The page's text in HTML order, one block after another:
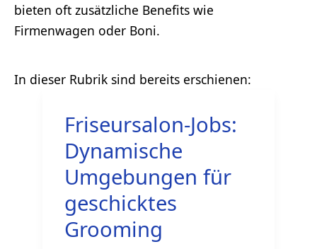
bieten oft zusätzliche Benefits wie
Firmenwagen oder Boni.
Friseursalon-Jobs:
Dynamische
Umgebungen für
geschicktes
Grooming